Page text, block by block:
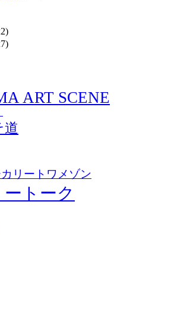
ART SCENE
道
リートワメゾン
トーク